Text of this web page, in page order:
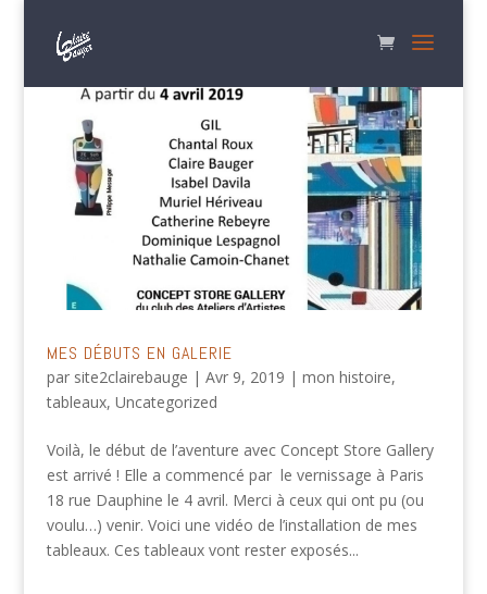
MES DÉBUTS EN GALERIE
par site2clairebauge | Avr 9, 2019 | mon histoire,
tableaux, Uncategorized
Voilà, le début de l’aventure avec Concept Store Gallery
est arrivé ! Elle a commencé par le vernissage à Paris
18 rue Dauphine le 4 avril. Merci à ceux qui ont pu (ou
voulu…) venir. Voici une vidéo de l’installation de mes
tableaux. Ces tableaux vont rester exposés...